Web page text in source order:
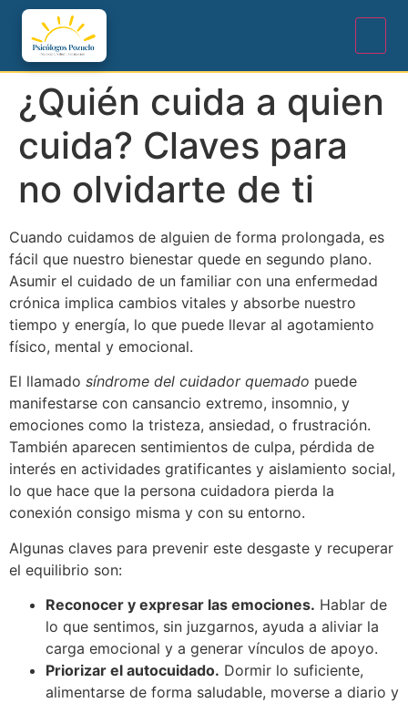
¿Quién cuida a quien
cuida? Claves para
no olvidarte de ti
Cuando cuidamos de alguien de forma prolongada, es
fácil que nuestro bienestar quede en segundo plano.
Asumir el cuidado de un familiar con una enfermedad
crónica implica cambios vitales y absorbe nuestro
tiempo y energía, lo que puede llevar al agotamiento
físico, mental y emocional.
El llamado síndrome del cuidador quemado puede
manifestarse con cansancio extremo, insomnio, y
emociones como la tristeza, ansiedad, o frustración.
También aparecen sentimientos de culpa, pérdida de
interés en actividades gratificantes y aislamiento social,
lo que hace que la persona cuidadora pierda la
conexión consigo misma y con su entorno.
Algunas claves para prevenir este desgaste y recuperar
el equilibrio son:
Reconocer y expresar las emociones. Hablar de
lo que sentimos, sin juzgarnos, ayuda a aliviar la
carga emocional y a generar vínculos de apoyo.
Priorizar el autocuidado. Dormir lo suficiente,
alimentarse de forma saludable, moverse a diario y